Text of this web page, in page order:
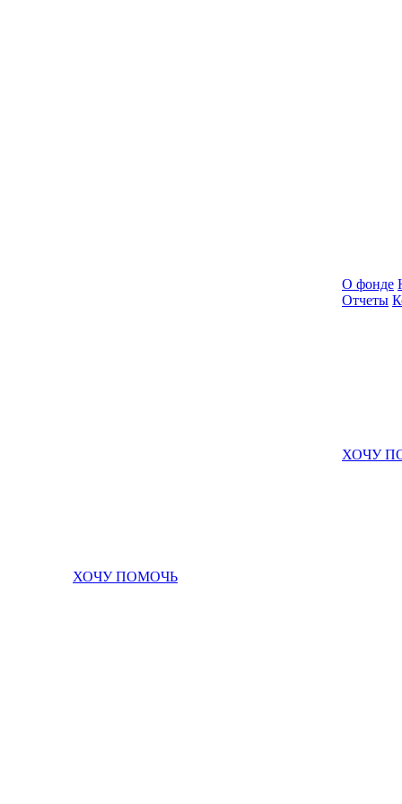
ХОЧУ ПОМОЧЬ
О фонде
Отчеты
ХОЧУ